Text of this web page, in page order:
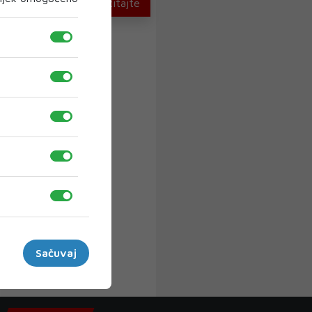
U novom broju pročitajte
Sačuvaj